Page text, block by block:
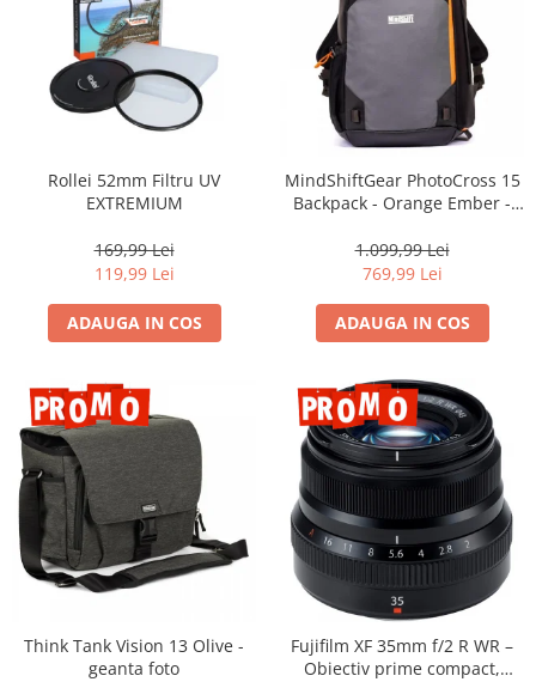
Rollei 52mm Filtru UV
EXTREMIUM
169,99 Lei
119,99 Lei
ADAUGA IN COS
MindShiftGear PhotoCross 15
Backpack - Orange Ember -
1.099,99 Lei
769,99 Lei
ADAUGA IN COS
Think Tank Vision 13 Olive -
geanta foto
Fujifilm XF 35mm f/2 R WR –
Obiectiv prime compact,